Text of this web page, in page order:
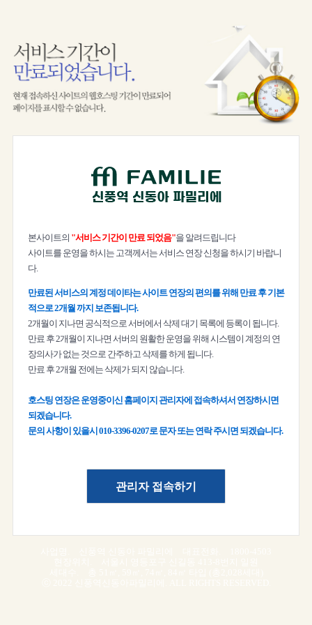
본사이트의 "서비스 기간이 만료 되었음"을 알려드립니다
사이트를 운영을 하시는 고객께서는 서비스 연장 신청을 하시기 바랍니
다.
만료된 서비스의 계정 데이타는 사이트 연장의 편의를 위해 만료 후 기본
적으로 2개월 까지 보존됩니다.
2개월이 지나면 공식적으로 서버에서 삭제 대기 목록에 등록이 됩니다.
만료 후 2개월이 지나면 서버의 원활한 운영을 위해 시스템이 계정의 연
장의사가 없는 것으로 간주하고 삭제를 하게 됩니다.
만료 후 2개월 전에는 삭제가 되지 않습니다.
호스팅 연장은 운영중이신 홈페이지 관리자에 접속하셔서 연장하시면
되겠습니다.
문의 사항이 있을시 010-3396-0207로 문자 또는 연락 주시면 되겠습니다.